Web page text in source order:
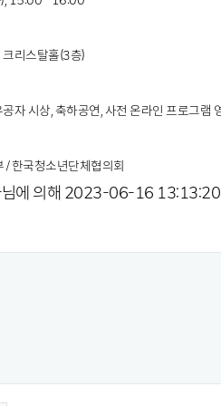
리스탈홀(3층)
자 시상, 축하공연, 사전 온라인 프로그램
/ 한국청소년단체협의회
님에 의해 2023-06-16 13:13:20